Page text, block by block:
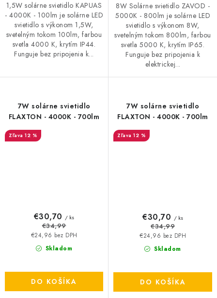
1,5W solárne svietidlo KAPUAS
- 4000K - 100lm je solárne LED
svietidlo s výkonom 1,5W,
svetelným tokom 100lm, farbou
svetla 4000 K, krytím IP44.
Funguje bez pripojenia k...
8W Solárne svietidlo ZAVOD -
5000K - 800lm je solárne LED
svietidlo s výkonom 8W,
svetelným tokom 800lm, farbou
svetla 5000 K, krytím IP65.
Funguje bez pripojenia k
elektrickej...
7W solárne svietidlo
FLAXTON - 4000K - 700lm
12 %
Skladom
€24,96 bez DPH
€30,70 / ks
€34,99
DO KOŠÍKA
7W solárne svietidlo
FLAXTON - 4000K - 700lm
12 %
Skladom
€24,96 bez DPH
€30,70 / ks
€34,99
DO KOŠÍKA